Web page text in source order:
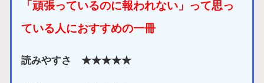
「頑張っているのに報われない」って思っ
ている人におすすめの一冊
読みやすさ ★★★★★